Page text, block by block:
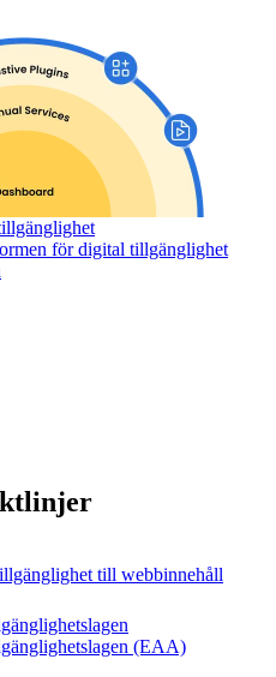
för digital tillgänglighet
till webbinnehåll
(EAA)